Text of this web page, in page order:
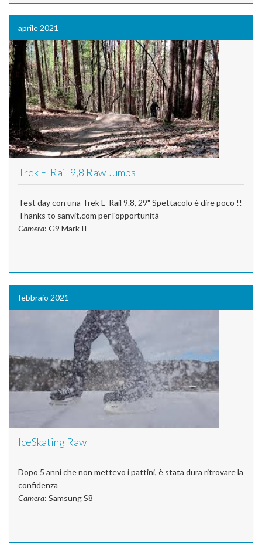
aprile 2021
Trek E-Rail 9,8 Raw Jumps
Test day con una Trek E-Rail 9.8, 29" Spettacolo è dire poco !!
Thanks to sanvit.com per l'opportunità
Camera: G9 Mark II
febbraio 2021
IceSkating Raw
Dopo 5 anni che non mettevo i pattini, è stata dura ritrovare la
confidenza
Camera: Samsung S8